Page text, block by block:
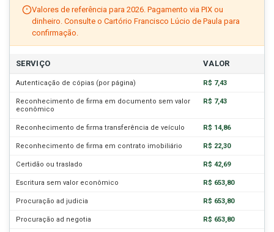
Valores de referência para 2026. Pagamento via PIX ou
dinheiro. Consulte o Cartório Francisco Lúcio de Paula para
confirmação.
SERVIÇO VALOR
Autenticação de cópias (por página) R$ 7,43
Reconhecimento de firma em documento sem valor
econômico
R$ 7,43
Reconhecimento de firma transferência de veículo R$ 14,86
Reconhecimento de firma em contrato imobiliário R$ 22,30
Certidão ou traslado R$ 42,69
Escritura sem valor econômico R$ 653,80
Procuração ad judicia R$ 653,80
Procuração ad negotia R$ 653,80